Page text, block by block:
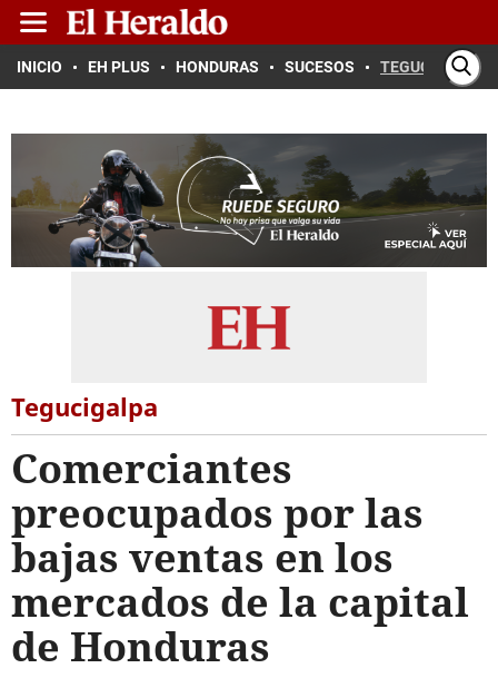
INICIO EH PLUS HONDURAS SUCESOS TEGUCIGALPA
Tegucigalpa
Comerciantes
preocupados por las
bajas ventas en los
mercados de la capital
de Honduras